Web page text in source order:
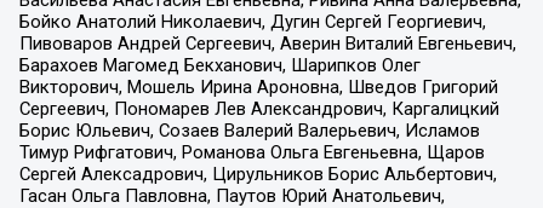
Бойко Анатолий Николаевич, Дугин Сергей Георгиевич,
Пивоваров Андрей Сергеевич, Аверин Виталий Евгеньевич,
Барахоев Магомед Бекханович, Шарипков Олег
Викторович, Мошель Ирина Ароновна, Шведов Григорий
Сергеевич, Пономарев Лев Александрович, Каргалицкий
Борис Юльевич, Созаев Валерий Валерьевич, Исламов
Тимур Рифгатович, Романова Ольга Евгеньевна, Щаров
Сергей Алексадрович, Цирульников Борис Альбертович,
Гасан Ольга Павловна, Паутов Юрий Анатольевич,